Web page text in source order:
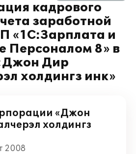
кадрового
заработной
«1С:Зарплата и
Персоналом 8» в
Дир
холдингз инк»
«Джон
холдингз
2008